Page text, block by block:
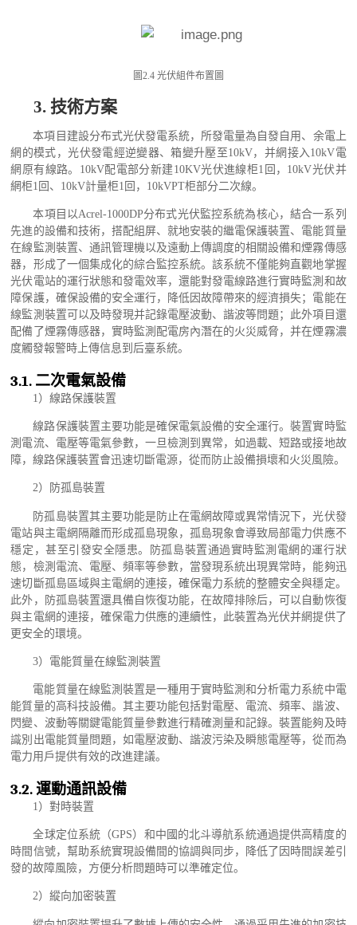
圖2.4 光伏組件布置圖
3.技術方案
本項目 建設分布式光伏發電系統，所發電量為 自發自用 、 余電上
網 的模式，光伏發電經逆變器、箱變升壓至10kV，并網接入10kV電
網原有線路。 10kV配電部分新建10KV光伏進線柜1 回， 10kV光伏并
網柜1 回、 10kV計量柜1 回， 10kVPT柜部分二次線。
本項目以Acrel-1000DP分布式光伏監控系統為核心，結合一系列
先進的設備和技術，搭配組屏、就地安裝的繼電保護裝置、電能質量
在線監測裝置、通訊管理機以及遠動上傳調度的相關設備和煙霧傳感
器，形成了一個集成化的綜合監控系統。該系統不僅能夠直觀地掌握
光伏電站的運行狀態和發電效率，還能對發電線路進行實時監測和故
障保護，確保設備的安全運行，降低因故障帶來的經濟損失；電能在
線監測裝置可以及時發現并記錄電壓波動、諧波等問題；此外項目還
配備了煙霧傳感器，實時監測配電房內潛在的火災威脅，并在煙霧濃
度觸發報警時上傳信息到后臺系統。
3.1. 二次電氣設備
1 ）線路保護裝置
線路保護裝置主要功能是確保電氣設備的安全運行。裝置實時監
測電流、電壓等電氣參數，一旦檢測到異常，如過載、短路或接地故
障，線路保護裝置會迅速切斷電源，從而防止設備損壞和火災風險。
2）防孤島裝置
防孤島裝置其主要功能是防止在電網故障或異常情況下，光伏發
電站與主電網隔離而形成孤島現象，孤島現象會導致局部電力供應不
穩定，甚至引發安全隱患。防孤島裝置通過實時監測電網的運行狀
態，檢測電流、電壓、頻率等參數，當發現系統出現異常時，能夠迅
速切斷孤島區域與主電網的連接，確保電力系統的整體安全與穩定。
此外，防孤島裝置還具備自恢復功能，在故障排除后，可以自動恢復
與主電網的連接，確保電力供應的連續性，此裝置為光伏并網提供了
更安全的環境。
3）電能質量在線監測裝置
電能質量在線監測裝置是一種用于實時監測和分析電力系統中電
能質量的高科技設備。其主要功能包括對電壓、電流、頻率、諧波、
閃變、波動等關鍵電能質量參數進行精確測量和記錄。裝置能夠及時
識別出電能質量問題，如電壓波動、諧波污染及瞬態電壓等，從而為
電力用戶提供有效的改進建議。
3.2.運動通訊設備
1 ）對時裝置
全球定位系統（GPS）和中國的北斗導航系統通過提供高精度的
時間信號，幫助系統實現設備間的協調與同步，降低了因時間誤差引
發的故障風險，方便分析問題時可以準確定位。
2）縱向加密裝置